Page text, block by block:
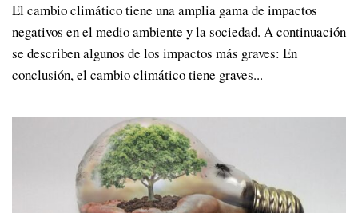
El cambio climático tiene una amplia gama de impactos
negativos en el medio ambiente y la sociedad. A continuación
se describen algunos de los impactos más graves: En
conclusión, el cambio climático tiene graves...